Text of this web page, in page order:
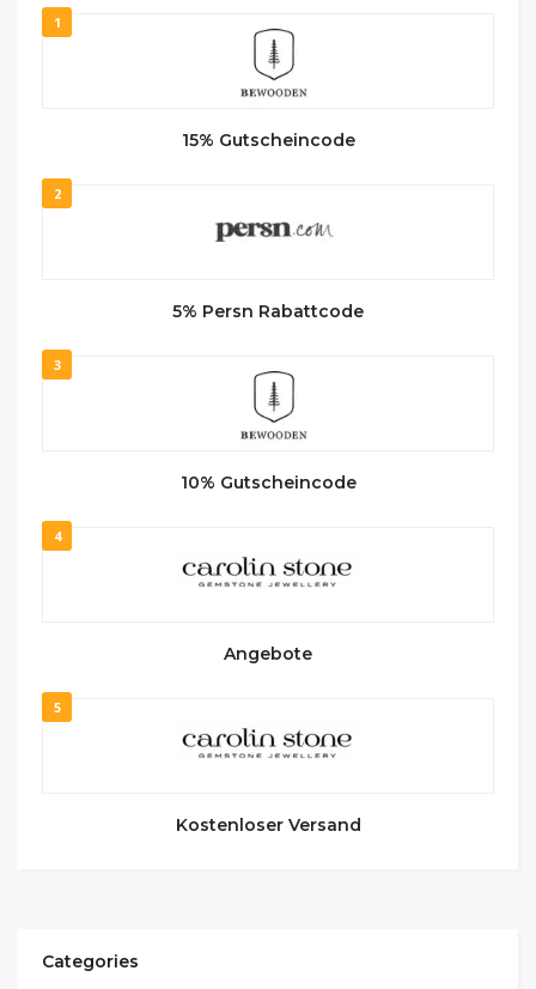
1
15% Gutscheincode
2
5% Persn Rabattcode
3
10% Gutscheincode
4
Angebote
5
Kostenloser Versand
Categories